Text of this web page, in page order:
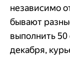
независимо
бывают
выполнить 50
декабря,